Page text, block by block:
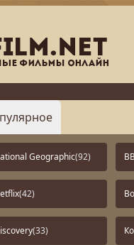
Geographic(92)
(42)
(33)